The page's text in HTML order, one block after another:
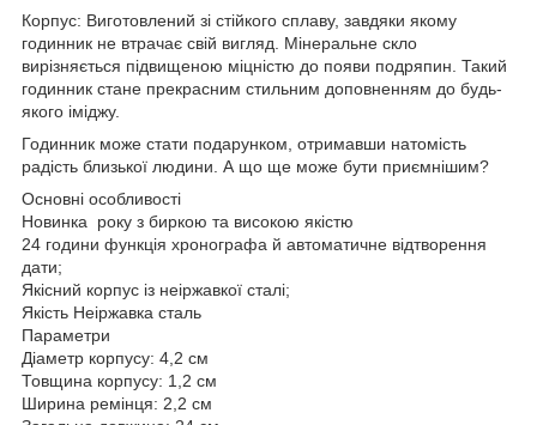
Корпус: Виготовлений зі стійкого сплаву, завдяки якому
годинник не втрачає свій вигляд. Мінеральне скло
вирізняється підвищеною міцністю до появи подряпин. Такий
годинник стане прекрасним стильним доповненням до будь-
якого іміджу.
Годинник може стати подарунком, отримавши натомість
радість близької людини. А що ще може бути приємнішим?
Основні особливості
Новинка року з биркою та високою якістю
24 години функція хронографа й автоматичне відтворення
дати;
Якісний корпус із неіржавкої сталі;
Якість Неіржавка сталь
Параметри
Діаметр корпусу: 4,2 см
Товщина корпусу: 1,2 см
Ширина ремінця: 2,2 см